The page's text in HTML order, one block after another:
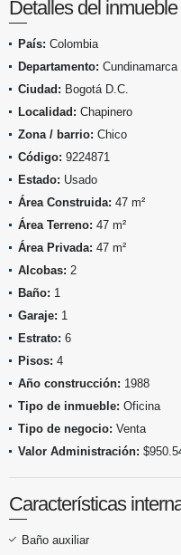
Detalles del inmueble
País: Colombia
Departamento: Cundinamarca
Ciudad: Bogotá D.C.
Localidad: Chapinero
Zona / barrio: Chico
Código: 9224871
Estado: Usado
Área Construida: 47 m²
Área Terreno: 47 m²
Área Privada: 47 m²
Alcobas: 2
Baño: 1
Garaje: 1
Estrato: 6
Pisos: 4
Año construcción: 1988
Tipo de inmueble: Oficina
Tipo de negocio: Venta
Valor Administración:
Características
Baño auxiliar